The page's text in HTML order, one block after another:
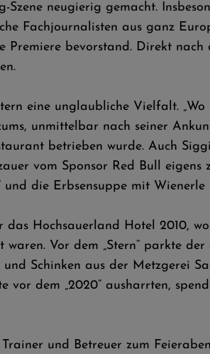
neugierig gemacht.
Fachjournalisten aus ganz
bevorstand. Direkt
eine unglaubliche Vielfalt.
unmittelbar nach seiner
betrieben wurde. Auch
vom Sponsor Red Bull
die Erbsensuppe mit
Hochsauerland Hotel 2010,
Vor dem „Stern“ parkte der
Schinken aus der Metzgerei
dem „2020“ ausharrten,
und Betreuer zum